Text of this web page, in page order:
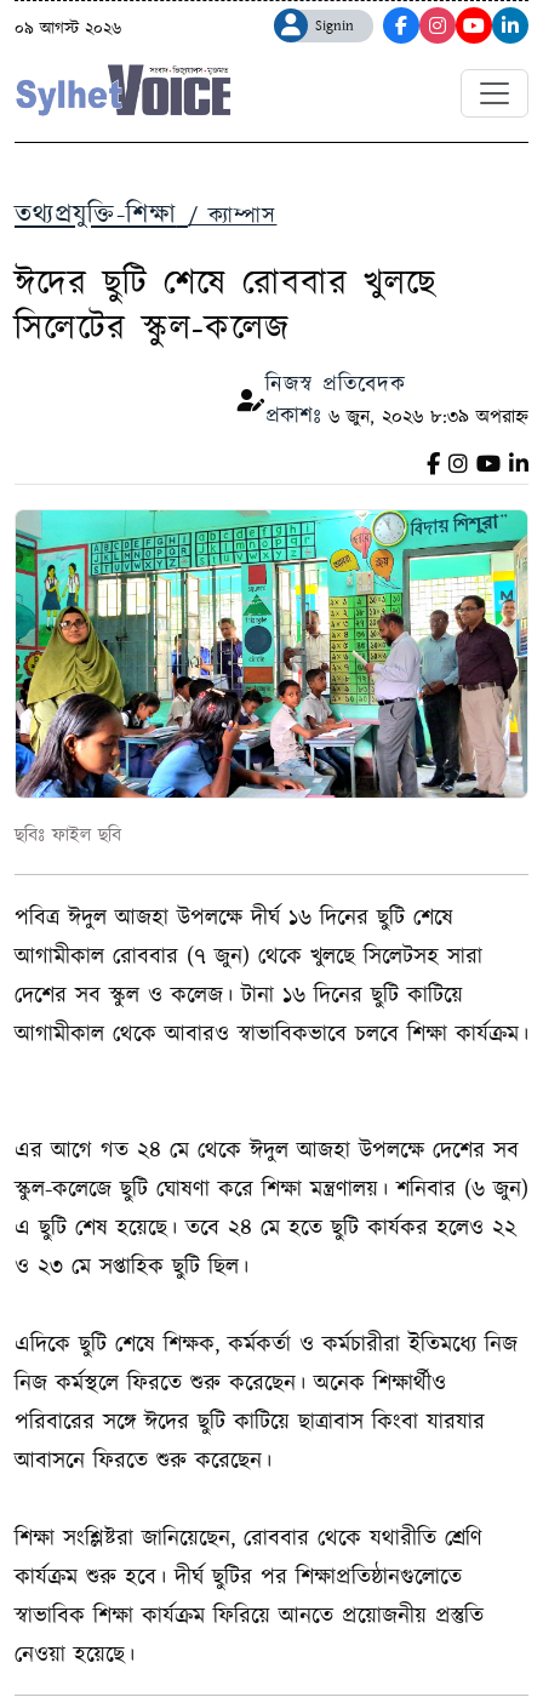
০৯ আগস্ট ২০২৬ Signin
তথ্যপ্রযুক্তি-শিক্ষা / ক্যাম্পাস
ঈদের ছুটি শেষে রোববার খুলছে
সিলেটের স্কুল-কলেজ
নিজস্ব প্রতিবেদক
প্রকাশঃ ৬ জুন, ২০২৬ ৮:৩৯ অপরাহ্ন
ছবিঃ ফাইল ছবি
পবিত্র ঈদুল আজহা উপলক্ষে দীর্ঘ ১৬ দিনের ছুটি শেষে
আগামীকাল রোববার (৭ জুন) থেকে খুলছে সিলেটসহ সারা
দেশের সব স্কুল ও কলেজ। টানা ১৬ দিনের ছুটি কাটিয়ে
আগামীকাল থেকে আবারও স্বাভাবিকভাবে চলবে শিক্ষা কার্যক্রম।
এর আগে গত ২৪ মে থেকে ঈদুল আজহা উপলক্ষে দেশের সব
স্কুল-কলেজে ছুটি ঘোষণা করে শিক্ষা মন্ত্রণালয়। শনিবার (৬ জুন)
এ ছুটি শেষ হয়েছে। তবে ২৪ মে হতে ছুটি কার্যকর হলেও ২২
ও ২৩ মে সপ্তাহিক ছুটি ছিল।
এদিকে ছুটি শেষে শিক্ষক, কর্মকর্তা ও কর্মচারীরা ইতিমধ্যে নিজ
নিজ কর্মস্থলে ফিরতে শুরু করেছেন। অনেক শিক্ষার্থীও
পরিবারের সঙ্গে ঈদের ছুটি কাটিয়ে ছাত্রাবাস কিংবা যারযার
আবাসনে ফিরতে শুরু করেছেন।
শিক্ষা সংশ্লিষ্টরা জানিয়েছেন, রোববার থেকে যথারীতি শ্রেণি
কার্যক্রম শুরু হবে। দীর্ঘ ছুটির পর শিক্ষাপ্রতিষ্ঠানগুলোতে
স্বাভাবিক শিক্ষা কার্যক্রম ফিরিয়ে আনতে প্রয়োজনীয় প্রস্তুতি
নেওয়া হয়েছে।